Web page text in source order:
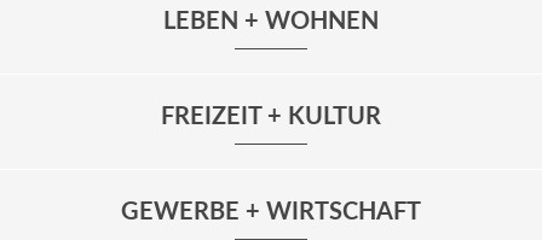
LEBEN + WOHNEN
FREIZEIT + KULTUR
GEWERBE + WIRTSCHAFT